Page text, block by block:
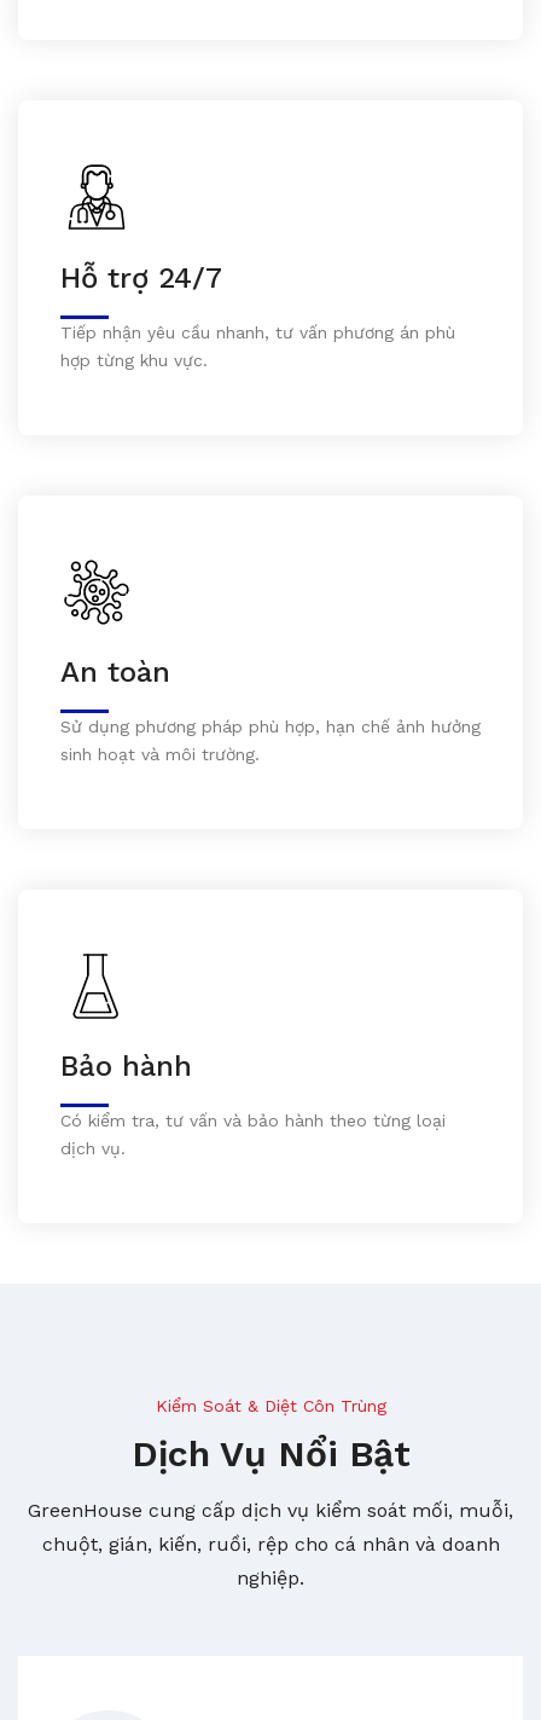
Hỗ trợ 24/7
Tiếp nhận yêu cầu nhanh, tư vấn phương án phù
hợp từng khu vực.
An toàn
Sử dụng phương pháp phù hợp, hạn chế ảnh hưởng
sinh hoạt và môi trường.
Bảo hành
Có kiểm tra, tư vấn và bảo hành theo từng loại
dịch vụ.
Kiểm Soát & Diệt Côn Trùng
Dịch Vụ Nổi Bật
GreenHouse cung cấp dịch vụ kiểm soát mối, muỗi,
chuột, gián, kiến, ruồi, rệp cho cá nhân và doanh
nghiệp.